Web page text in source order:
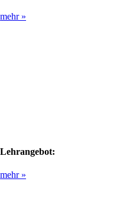
mehr »
Lehrangebot:
mehr »